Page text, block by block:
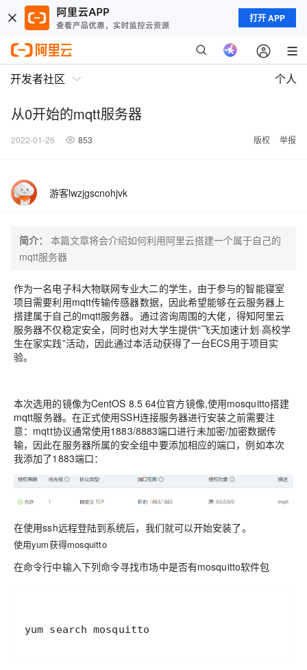
打开 APP
开发者社区 个人
从0开始的mqtt服务器
2022-01-26 853 版权 举报
游客lwzjgscnohjvk
简介：
本篇文章将会介绍如何利用阿里云搭建一个属于自己的
mqtt服务器
作为一名电子科大物联网专业大二的学生，由于参与的智能寝室
项目需要利用mqtt传输传感器数据，因此希望能够在云服务器上
搭建属于自己的mqtt服务器。通过咨询周围的大佬，得知阿里云
服务器不仅稳定安全，同时也对大学生提供“飞天加速计划·高校学
生在家实践”活动，因此通过本活动获得了一台ECS用于项目实
验。
本次选用的镜像为CentOS 8.5 64位官方镜像,使用mosquitto搭建
mqtt服务器。在正式使用SSH连接服务器进行安装之前需要注
意：mqtt协议通常使用1883/8883端口进行未加密/加密数据传
输，因此在服务器所属的安全组中要添加相应的端口，例如本次
我添加了1883端口：
在使用ssh远程登陆到系统后，我们就可以开始安装了。
使用yum获得mosquitto
在命令行中输入下列命令寻找市场中是否有mosquitto软件包
yum search mosquitto